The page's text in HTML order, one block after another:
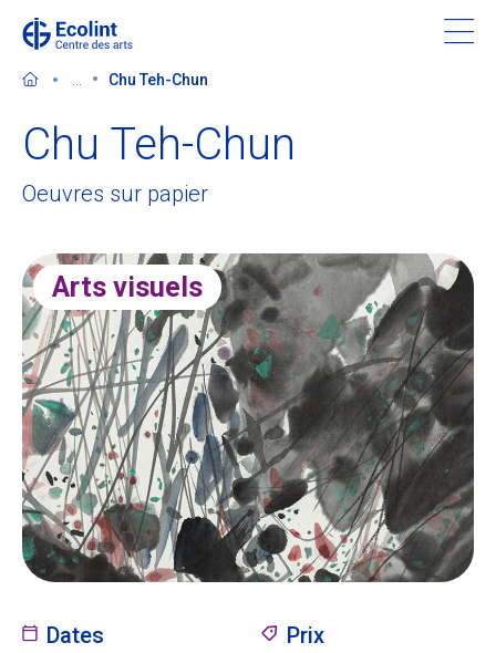
content
Evénements
Dans les médias
Soutenir le Centre des arts
Billetterie
Ecolint
Chu Teh-Chun
Chu Teh-Chun
Oeuvres sur papier
Arts visuels
Dates Prix